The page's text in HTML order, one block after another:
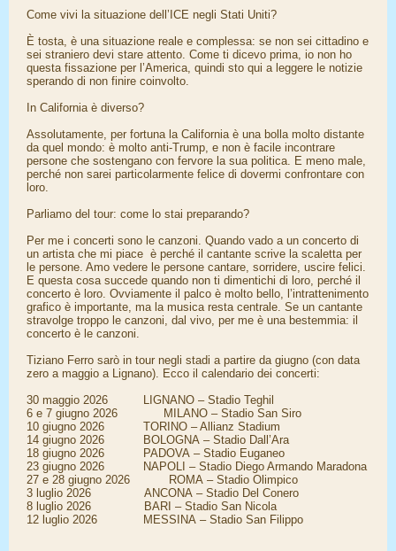
Come vivi la situazione dell’ICE negli Stati Uniti?
È tosta, è una situazione reale e complessa: se non sei cittadino e
sei straniero devi stare attento. Come ti dicevo prima, io non ho
questa fissazione per l’America, quindi sto qui a leggere le notizie
sperando di non finire coinvolto.
In California è diverso?
Assolutamente, per fortuna la California è una bolla molto distante
da quel mondo: è molto anti-Trump, e non è facile incontrare
persone che sostengano con fervore la sua politica. E meno male,
perché non sarei particolarmente felice di dovermi confrontare con
loro.
Parliamo del tour: come lo stai preparando?
Per me i concerti sono le canzoni. Quando vado a un concerto di
un artista che mi piace è perché il cantante scrive la scaletta per
le persone. Amo vedere le persone cantare, sorridere, uscire felici.
E questa cosa succede quando non ti dimentichi di loro, perché il
concerto è loro. Ovviamente il palco è molto bello, l’intrattenimento
grafico è importante, ma la musica resta centrale. Se un cantante
stravolge troppo le canzoni, dal vivo, per me è una bestemmia: il
concerto è le canzoni.
Tiziano Ferro sarò in tour negli stadi a partire da giugno (con data
zero a maggio a Lignano). Ecco il calendario dei concerti:
30 maggio 2026 LIGNANO – Stadio Teghil
6 e 7 giugno 2026 MILANO – Stadio San Siro
10 giugno 2026 TORINO – Allianz Stadium
14 giugno 2026 BOLOGNA – Stadio Dall’Ara
18 giugno 2026 PADOVA – Stadio Euganeo
23 giugno 2026 NAPOLI – Stadio Diego Armando Maradona
27 e 28 giugno 2026 ROMA – Stadio Olimpico
3 luglio 2026 ANCONA – Stadio Del Conero
8 luglio 2026 BARI – Stadio San Nicola
12 luglio 2026 MESSINA – Stadio San Filippo